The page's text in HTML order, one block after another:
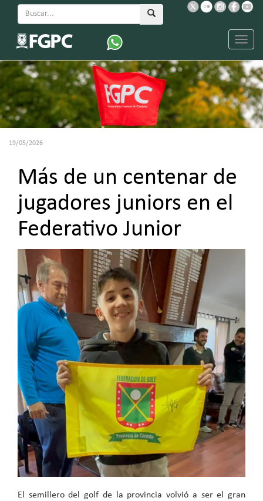
Menu
19/05/2026
Más de un centenar de
jugadores juniors en el
Federativo Junior
El semillero del golf de la provincia volvió a ser el gran